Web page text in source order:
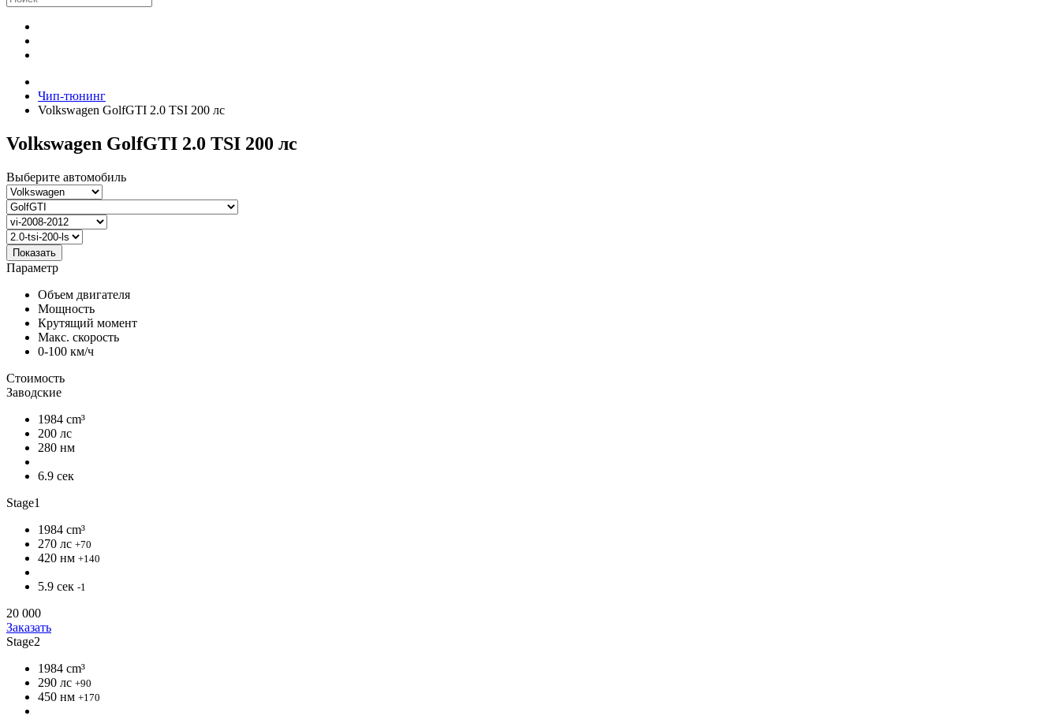
Чип-тюнинг
Volkswagen GolfGTI 2.0 TSI 200 лс
Volkswagen GolfGTI 2.0 TSI 200 лс
Выберите автомобиль
Показать
Параметр
Объем двигателя
Мощность
Крутящий момент
Макс. скорость
0-100 км/ч
Стоимость
Заводские
1984 cm³
200 лс
280 нм
6.9 сек
Stage1
1984 cm³
270 лс +70
420 нм +140
5.9 сек -1
20 000
Заказать
Stage2
1984 cm³
290 лс +90
450 нм +170